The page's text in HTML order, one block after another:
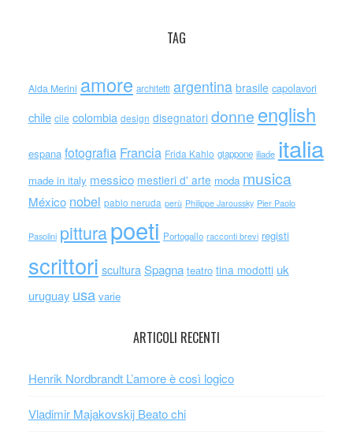
TAG
Alda Merini amore architetti argentina brasile capolavori
chile cile colombia design disegnatori donne english
espana fotografia Francia Frida Kahlo giappone iliade italia
made in italy messico mestieri d' arte moda musica
México nobel pablo neruda perù Philippe Jaroussky Pier Paolo
Pasolini pitturapoeti Portogallo racconti brevi registi
scrittori scultura Spagna teatro tina modotti uk
uruguay usa varie
ARTICOLI RECENTI
Henrik Nordbrandt L’amore è così logico
Vladimir Majakovskij Beato chi